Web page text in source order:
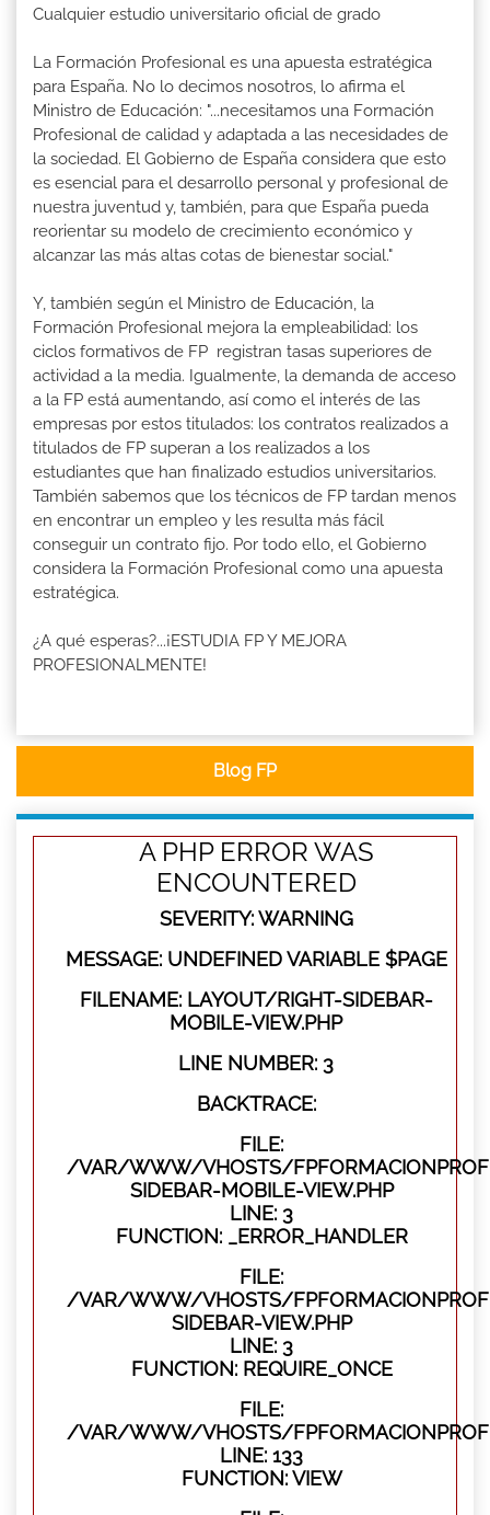
Cualquier estudio universitario oficial de grado
La Formación Profesional es una apuesta estratégica
para España. No lo decimos nosotros, lo afirma el
Ministro de Educación: "...necesitamos una Formación
Profesional de calidad y adaptada a las necesidades de
la sociedad. El Gobierno de España considera que esto
es esencial para el desarrollo personal y profesional de
nuestra juventud y, también, para que España pueda
reorientar su modelo de crecimiento económico y
alcanzar las más altas cotas de bienestar social."
Y, también según el Ministro de Educación, la
Formación Profesional mejora la empleabilidad: los
ciclos formativos de FP registran tasas superiores de
actividad a la media. Igualmente, la demanda de acceso
a la FP está aumentando, así como el interés de las
empresas por estos titulados: los contratos realizados a
titulados de FP superan a los realizados a los
estudiantes que han finalizado estudios universitarios.
También sabemos que los técnicos de FP tardan menos
en encontrar un empleo y les resulta más fácil
conseguir un contrato fijo. Por todo ello, el Gobierno
considera la Formación Profesional como una apuesta
estratégica.
¿A qué esperas?...¡ESTUDIA FP Y MEJORA
PROFESIONALMENTE!
Blog FP
A PHP ERROR WAS
ENCOUNTERED
SEVERITY: WARNING
MESSAGE: UNDEFINED VARIABLE $PAGE
FILENAME: LAYOUT/RIGHT-SIDEBAR-
MOBILE-VIEW.PHP
LINE NUMBER: 3
BACKTRACE:
FILE:
/VAR/WWW/VHOSTS/
SIDEBAR-MOBILE-VIEW.PHP
LINE: 3
FUNCTION: _ERROR_HANDLER
FILE:
/VAR/WWW/VHOSTS/
SIDEBAR-VIEW.PHP
LINE: 3
FUNCTION: REQUIRE_ONCE
FILE:
/VAR/WWW/VHOSTS/
LINE: 133
FUNCTION: VIEW